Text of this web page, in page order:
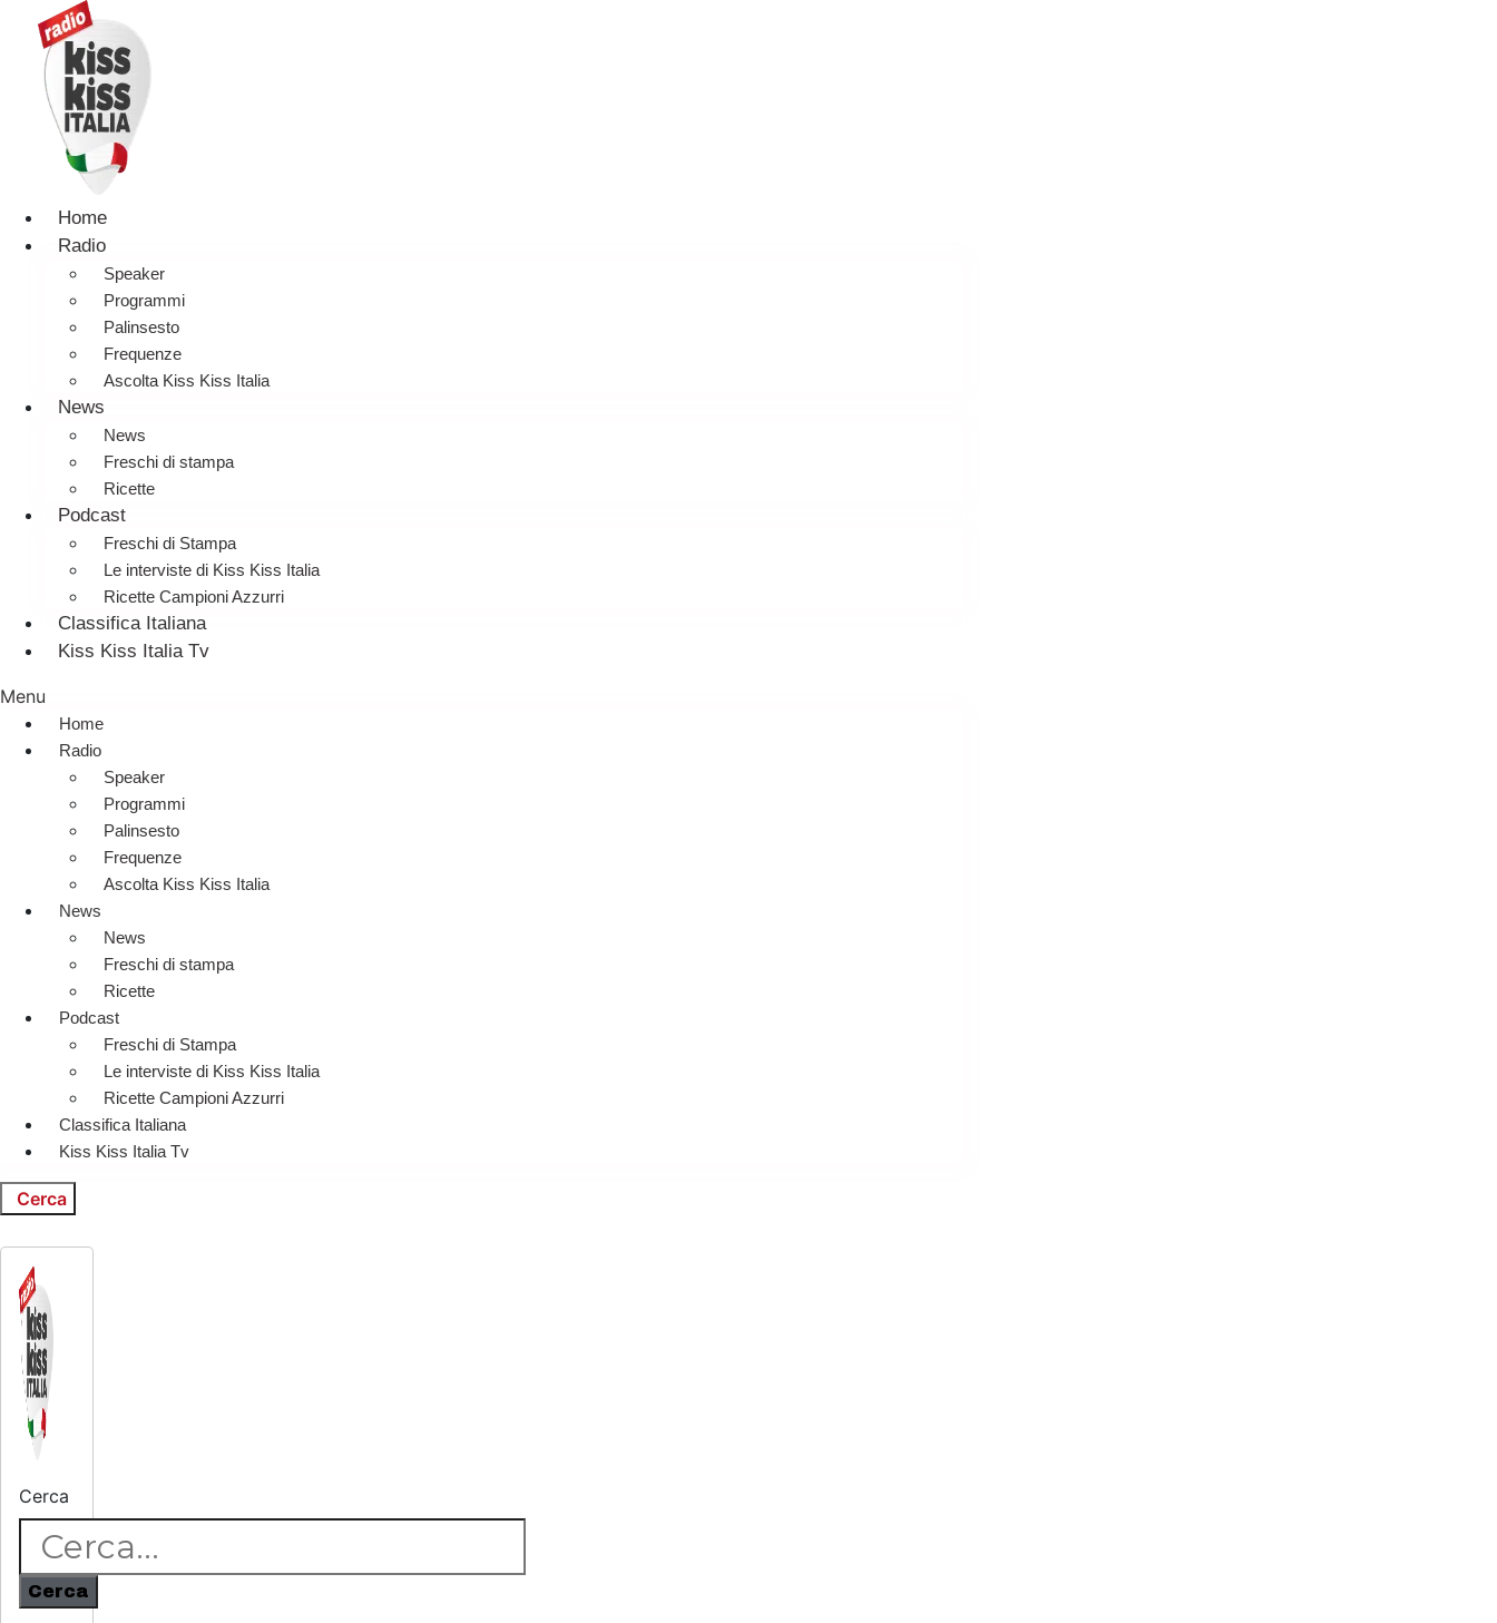
Home
Radio
Speaker
Programmi
Palinsesto
Frequenze
Ascolta Kiss Kiss Italia
News
News
Freschi di stampa
Ricette
Podcast
Freschi di Stampa
Le interviste di Kiss Kiss Italia
Ricette Campioni Azzurri
Classifica Italiana
Kiss Kiss Italia Tv
Menu
Home
Radio
Speaker
Programmi
Palinsesto
Frequenze
Ascolta Kiss Kiss Italia
News
News
Freschi di stampa
Ricette
Podcast
Freschi di Stampa
Le interviste di Kiss Kiss Italia
Ricette Campioni Azzurri
Classifica Italiana
Kiss Kiss Italia Tv
Cerca
Cerca
Cerca